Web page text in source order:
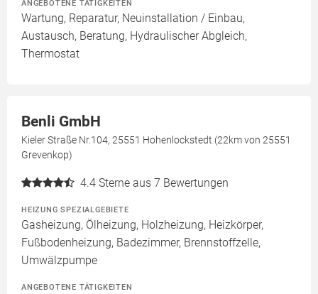
ANGEBOTENE TÄTIGKEITEN
Wartung, Reparatur, Neuinstallation / Einbau,
Austausch, Beratung, Hydraulischer Abgleich,
Thermostat
Benli GmbH
Kieler Straße Nr.104, 25551 Hohenlockstedt (22km von 25551
Grevenkop)
4.4 Sterne aus 7 Bewertungen
HEIZUNG SPEZIALGEBIETE
Gasheizung, Ölheizung, Holzheizung, Heizkörper,
Fußbodenheizung, Badezimmer, Brennstoffzelle,
Umwälzpumpe
ANGEBOTENE TÄTIGKEITEN